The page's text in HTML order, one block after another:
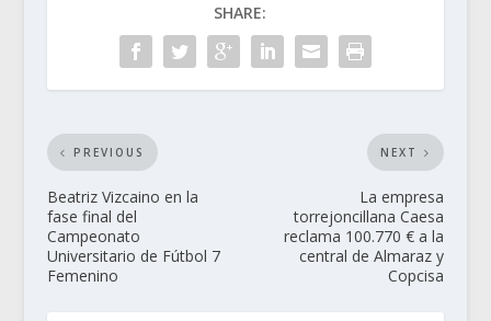
SHARE:
PREVIOUS
Beatriz Vizcaino en la
fase final del
Campeonato
Universitario de Fútbol 7
Femenino
NEXT
La empresa
torrejoncillana Caesa
reclama 100.770 € a la
central de Almaraz y
Copcisa